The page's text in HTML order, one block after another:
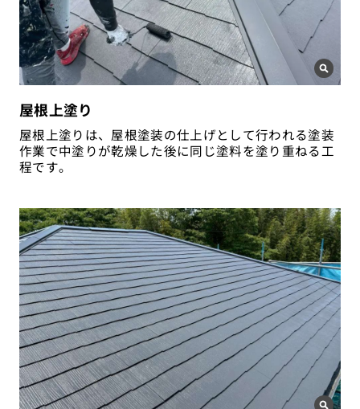
屋根上塗り
屋根上塗りは、屋根塗装の仕上げとして行われる塗装
作業で中塗りが乾燥した後に同じ塗料を塗り重ねる工
程です。